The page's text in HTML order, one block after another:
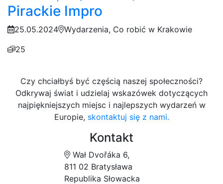
Pirackie Impro
25.05.2024 Wydarzenia, Co robić w Krakowie
25
Czy chciałbyś być częścią naszej społeczności?
Odkrywaj świat i udzielaj wskazówek dotyczących
najpiękniejszych miejsc i najlepszych wydarzeń w
Europie, skontaktuj się z nami.
Kontakt
Wał Dvořáka 6,
811 02 Bratysława
Republika Słowacka